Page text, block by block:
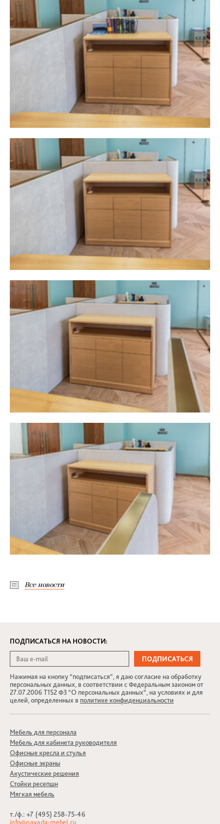
Все новости
ПОДПИСАТЬСЯ НА НОВОСТИ:
Нажимая на кнопку “подписаться”, я даю согласие на обработку
персональных данных, в соответствии с Федеральным законом от
27.07.2006 Т152 ФЗ “О персональных данных”, на условиях и для
целей, определенных в политике конфиденциальности
Мебель для персонала
Мебель для кабинета руководителя
Офисные кресла и стулья
Офисные экраны
Акустические решения
Стойки ресепшн
Мягкая мебель
т./ф.: +7 (495) 258-75-46
info@nayada-mebel.ru